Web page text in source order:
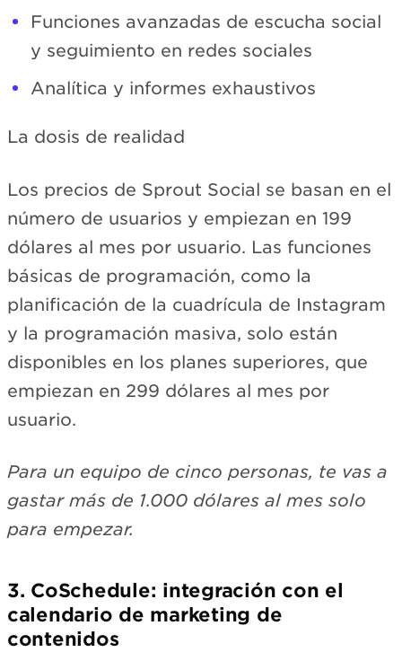
Funciones avanzadas de escucha social
y seguimiento en redes sociales
Analítica y informes exhaustivos
La dosis de realidad
Los precios de Sprout Social se basan en el
número de usuarios y empiezan en 199
dólares al mes por usuario. Las funciones
básicas de programación, como la
planificación de la cuadrícula de Instagram
y la programación masiva, solo están
disponibles en los planes superiores, que
empiezan en 299 dólares al mes por
usuario.
Para un equipo de cinco personas, te vas a
gastar más de 1.000 dólares al mes solo
para empezar.
3. CoSchedule: integración con el
calendario de marketing de
contenidos